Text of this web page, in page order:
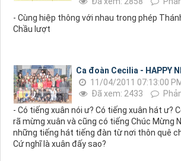
- Cùng hiệp thông với nhau trong phép
Chầu lượt
Ca đoàn Cecilia - HAPPY
11/04/2011 07:13:00
Đã xem: 2433
- Có tiếng xuân nói ư? Có tiếng xuân hát ư?
rã mừng xuân và cũng có tiếng Chúc Mừng
những tiếng hát tiếng đàn từ nơi thôn quê
Cứ nghĩ là xuân đấy sao?